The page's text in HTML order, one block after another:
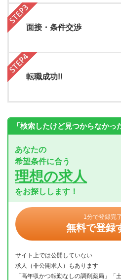
面接・条件交渉
転職成功!!
「検索したけど見つからなかっ
あなたの
希望条件に合う
理想の求人
をお探しします！
1分で登録完
無料で登録
サイト上では公開していない
求人（非公開求人）もあります
「高年収かつ転勤なしの調剤薬局」「